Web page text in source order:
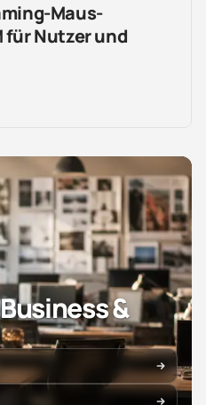
Maus-
für Nutzer und
&